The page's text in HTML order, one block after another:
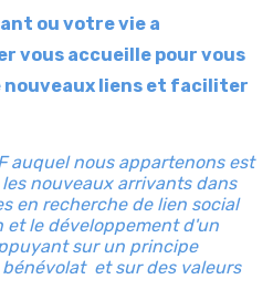
ou votre vie a
vous accueille pour vous
liens et faciliter
auquel nous appartenons est
les nouveaux arrivants dans
en recherche de lien social
et le développement d'un
sur un principe
et sur des valeurs